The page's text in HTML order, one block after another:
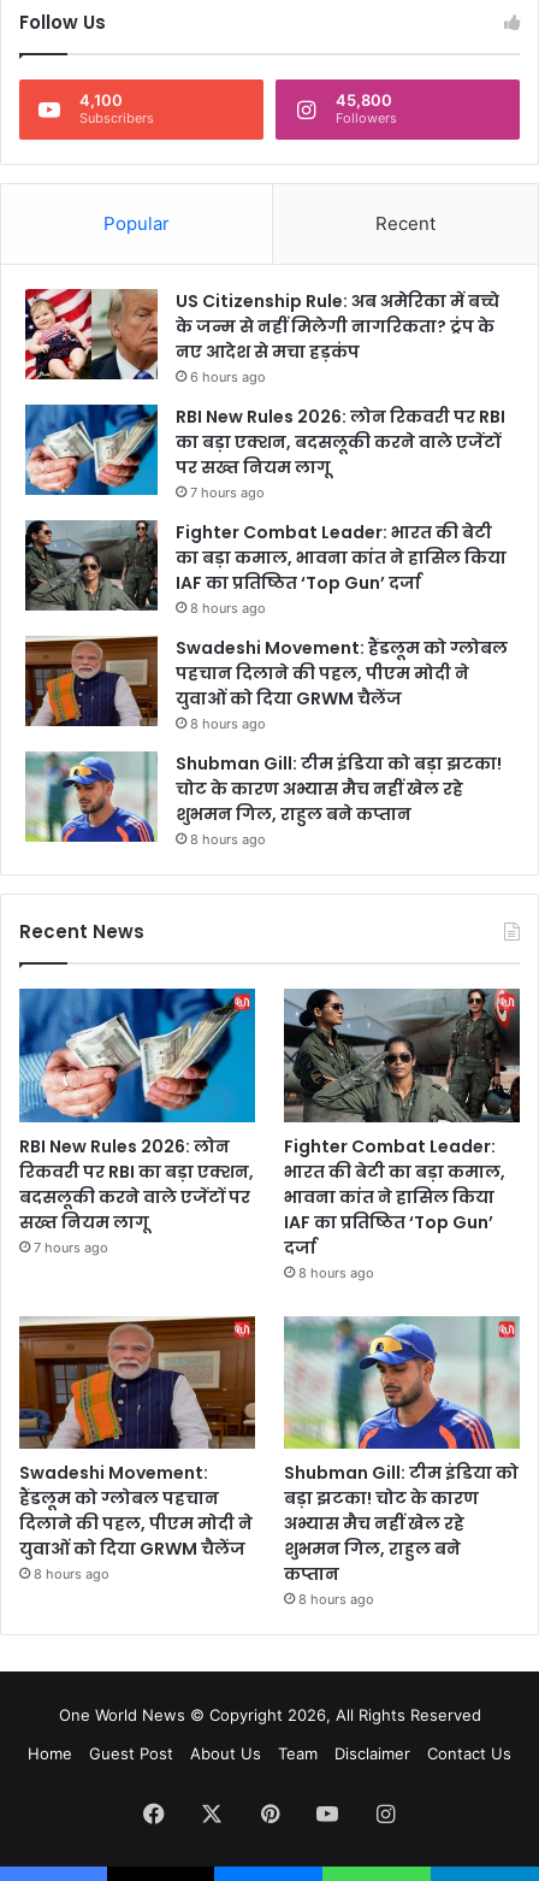
हा
Follow Us
4,100
Subscribers
45,800
Followers
Popular Recent
US Citizenship Rule: अब अमेरिका में बच्चे
के जन्म से नहीं मिलेगी नागरिकता? ट्रंप के
नए आदेश से मचा हड़कंप
6 hours ago
RBI New Rules 2026: लोन रिकवरी पर RBI
का बड़ा एक्शन, बदसलूकी करने वाले एजेंटों
पर सख्त नियम लागू
7 hours ago
Fighter Combat Leader: भारत की बेटी
का बड़ा कमाल, भावना कांत ने हासिल किया
IAF का प्रतिष्ठित ‘Top Gun’ दर्जा
8 hours ago
Swadeshi Movement: हैंडलूम को ग्लोबल
पहचान दिलाने की पहल, पीएम मोदी ने
युवाओं को दिया GRWM चैलेंज
8 hours ago
Shubman Gill: टीम इंडिया को बड़ा झटका!
चोट के कारण अभ्यास मैच नहीं खेल रहे
शुभमन गिल, राहुल बने कप्तान
8 hours ago
Recent News
RBI New Rules 2026: लोन
रिकवरी पर RBI का बड़ा एक्शन,
बदसलूकी करने वाले एजेंटों पर
सख्त नियम लागू
7 hours ago
Fighter Combat Leader:
भारत की बेटी का बड़ा कमाल,
भावना कांत ने हासिल किया
IAF का प्रतिष्ठित ‘Top Gun’
दर्जा
8 hours ago
Swadeshi Movement:
हैंडलूम को ग्लोबल पहचान
दिलाने की पहल, पीएम मोदी ने
युवाओं को दिया GRWM चैलेंज
8 hours ago
Shubman Gill: टीम इंडिया को
बड़ा झटका! चोट के कारण
अभ्यास मैच नहीं खेल रहे
शुभमन गिल, राहुल बने
कप्तान
8 hours ago
One World News © Copyright 2026, All Rights Reserved
Home
Guest Post About Us Team Disclaimer Contact Us
Facebook PinterestYouTubeInstagram